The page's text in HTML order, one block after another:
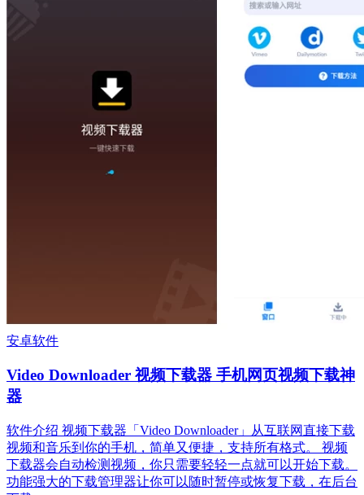
安卓软件
Video Downloader 视频下载器 手机网页视频下载神
器
软件介绍 视频下载器「Video Downloader」从互联网直接下载
视频和音乐到你的手机，简单又便捷，支持所有格式。 视频
下载器会自动检测视频，你只需要轻轻一点就可以开始下载。
功能强大的下载管理器让你可以随时暂停或恢复下载，在后台